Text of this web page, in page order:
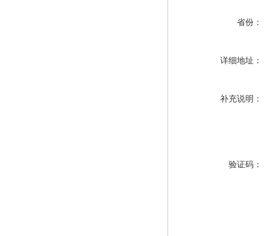
省份：
详细地址：
补充说明：
验证码：